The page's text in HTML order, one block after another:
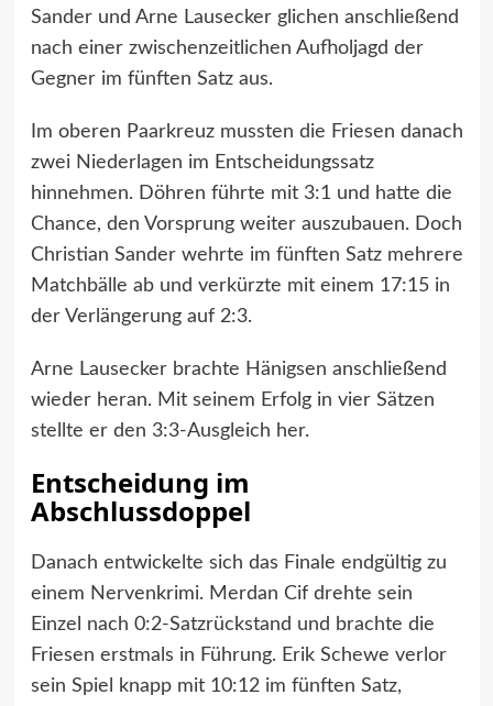
Sander und Arne Lausecker glichen anschließend
nach einer zwischenzeitlichen Aufholjagd der
Gegner im fünften Satz aus.
Im oberen Paarkreuz mussten die Friesen danach
zwei Niederlagen im Entscheidungssatz
hinnehmen. Döhren führte mit 3:1 und hatte die
Chance, den Vorsprung weiter auszubauen. Doch
Christian Sander wehrte im fünften Satz mehrere
Matchbälle ab und verkürzte mit einem 17:15 in
der Verlängerung auf 2:3.
Arne Lausecker brachte Hänigsen anschließend
wieder heran. Mit seinem Erfolg in vier Sätzen
stellte er den 3:3-Ausgleich her.
Entscheidung im
Abschlussdoppel
Danach entwickelte sich das Finale endgültig zu
einem Nervenkrimi. Merdan Cif drehte sein
Einzel nach 0:2-Satzrückstand und brachte die
Friesen erstmals in Führung. Erik Schewe verlor
sein Spiel knapp mit 10:12 im fünften Satz,